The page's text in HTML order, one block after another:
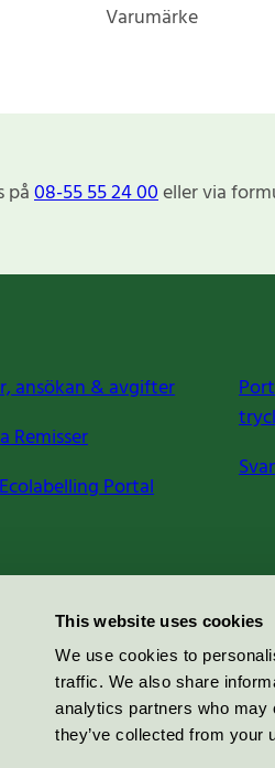
This website uses cookies
We use cookies to
traffic. We also share
analytics partners who may
they’ve collected from your
Varumärke
på08-55 55 24 00eller via
ansökan & avgifter
Remisser
Portal
Sverige AB